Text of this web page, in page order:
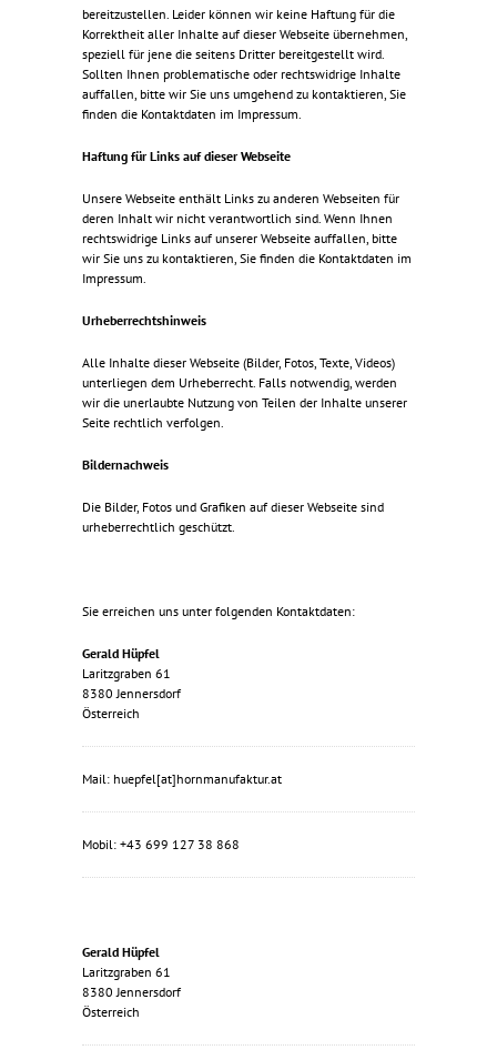
bereitzustellen. Leider können wir keine Haftung für die
Korrektheit aller Inhalte auf dieser Webseite übernehmen,
speziell für jene die seitens Dritter bereitgestellt wird.
Sollten Ihnen problematische oder rechtswidrige Inhalte
auffallen, bitte wir Sie uns umgehend zu kontaktieren, Sie
finden die Kontaktdaten im Impressum.
Haftung für Links auf dieser Webseite
Unsere Webseite enthält Links zu anderen Webseiten für
deren Inhalt wir nicht verantwortlich sind. Wenn Ihnen
rechtswidrige Links auf unserer Webseite auffallen, bitte
wir Sie uns zu kontaktieren, Sie finden die Kontaktdaten im
Impressum.
Urheberrechtshinweis
Alle Inhalte dieser Webseite (Bilder, Fotos, Texte, Videos)
unterliegen dem Urheberrecht. Falls notwendig, werden
wir die unerlaubte Nutzung von Teilen der Inhalte unserer
Seite rechtlich verfolgen.
Bildernachweis
Die Bilder, Fotos und Grafiken auf dieser Webseite sind
urheberrechtlich geschützt.
Sie erreichen uns unter folgenden Kontaktdaten:
Gerald Hüpfel
Laritzgraben 61
8380 Jennersdorf
Österreich
Mail: huepfel[at]hornmanufaktur.at
Mobil: +43 699 127 38 868
Gerald Hüpfel
Laritzgraben 61
8380 Jennersdorf
Österreich